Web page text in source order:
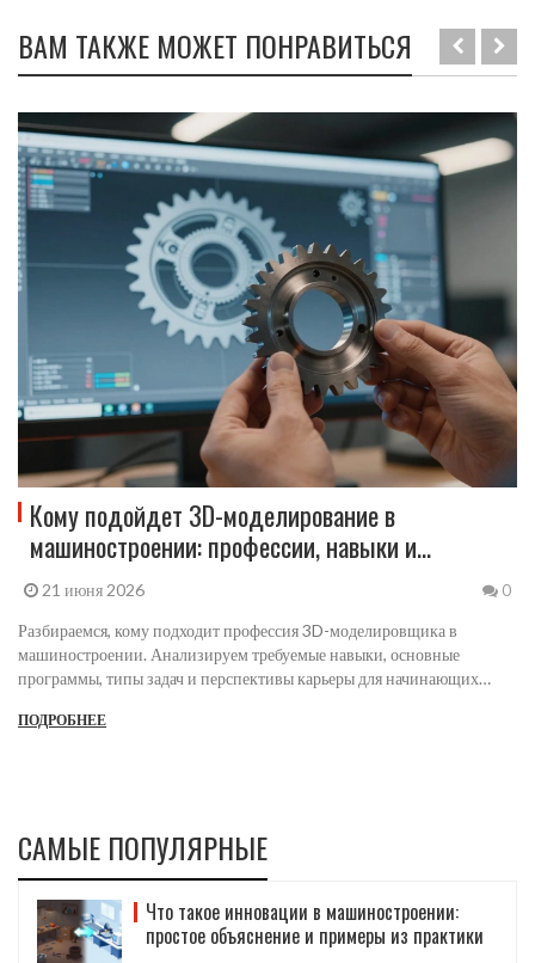
ВАМ ТАКЖЕ МОЖЕТ ПОНРАВИТЬСЯ
Кому подойдет 3D-моделирование в
машиностроении: профессии, навыки и
перспективы
21 июня 2026 0
Разбираемся, кому подходит профессия 3D-моделировщика в
машиностроении. Анализируем требуемые навыки, основные
программы, типы задач и перспективы карьеры для начинающих
ПОДРОБНЕЕ
САМЫЕ ПОПУЛЯРНЫЕ
Что такое инновации в машиностроении:
простое объяснение и примеры из практики